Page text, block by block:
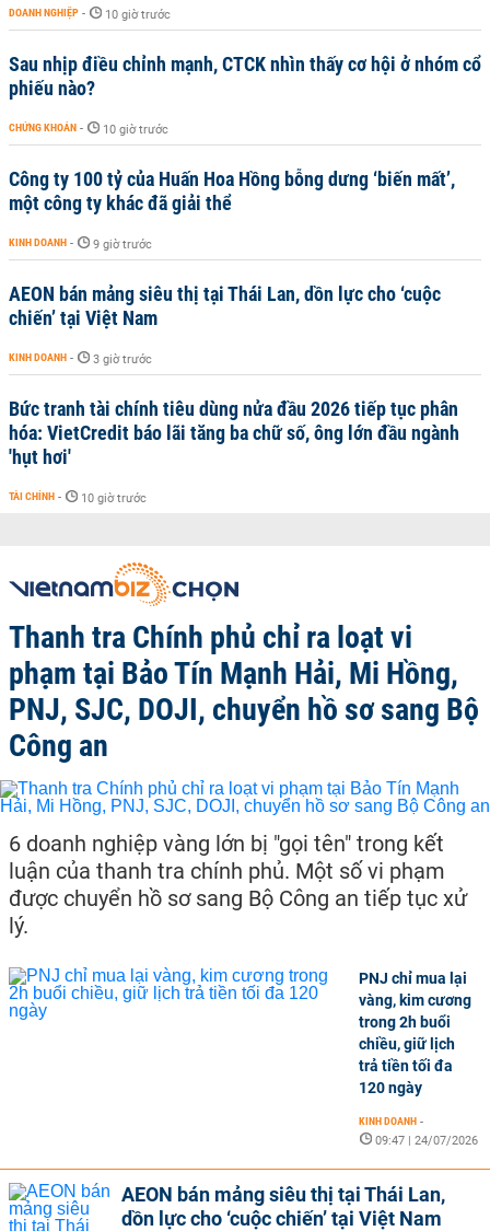
DOANH NGHIỆP - 10 giờ trước
Sau nhịp điều chỉnh mạnh, CTCK nhìn thấy cơ hội ở nhóm cổ
phiếu nào?
CHỨNG KHOÁN - 10 giờ trước
Công ty 100 tỷ của Huấn Hoa Hồng bỗng dưng ‘biến mất’,
một công ty khác đã giải thể
KINH DOANH - 9 giờ trước
AEON bán mảng siêu thị tại Thái Lan, dồn lực cho ‘cuộc
chiến’ tại Việt Nam
KINH DOANH - 3 giờ trước
Bức tranh tài chính tiêu dùng nửa đầu 2026 tiếp tục phân
hóa: VietCredit báo lãi tăng ba chữ số, ông lớn đầu ngành
'hụt hơi'
TÀI CHÍNH - 10 giờ trước
Thanh tra Chính phủ chỉ ra loạt vi
phạm tại Bảo Tín Mạnh Hải, Mi Hồng,
PNJ, SJC, DOJI, chuyển hồ sơ sang Bộ
Công an
6 doanh nghiệp vàng lớn bị "gọi tên" trong kết
luận của thanh tra chính phủ. Một số vi phạm
được chuyển hồ sơ sang Bộ Công an tiếp tục xử
lý.
PNJ chỉ mua lại
vàng, kim cương
trong 2h buổi
chiều, giữ lịch
trả tiền tối đa
120 ngày
KINH DOANH -
09:47 | 24/07/2026
AEON bán mảng siêu thị tại Thái Lan,
dồn lực cho ‘cuộc chiến’ tại Việt Nam